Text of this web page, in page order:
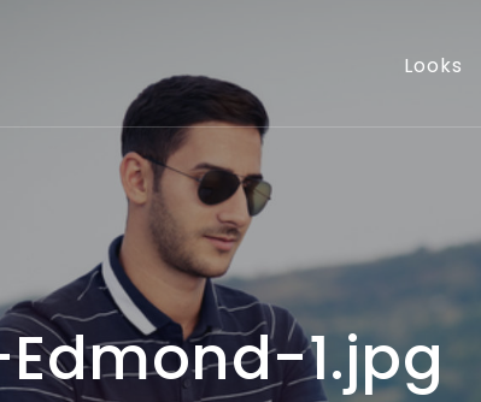
brocante Edmond Looks
1.jpg